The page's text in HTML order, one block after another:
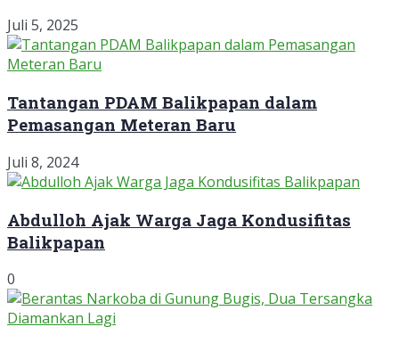
Juli 5, 2025
Tantangan PDAM Balikpapan dalam
Pemasangan Meteran Baru
Juli 8, 2024
Abdulloh Ajak Warga Jaga Kondusifitas
Balikpapan
0